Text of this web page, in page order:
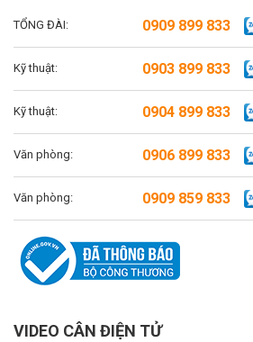
TỔNG ĐÀI: 0909 899 833
Kỹ thuật: 0903 899 833
Kỹ thuật: 0904 899 833
Văn phòng: 0906 899 833
Văn phòng: 0909 859 833
VIDEO CÂN ĐIỆN TỬ